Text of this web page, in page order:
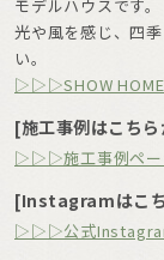
モデルハウスです。
光や風を感じ、四
い。
▷▷▷SHOW HOME
[施工事例はこち
▷▷▷施工事例ペー
[Instagramはこ
▷▷▷公式